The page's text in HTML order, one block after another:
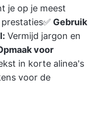
je op je meest
Gebruik
Vermijd jargon en
voor
in korte alinea's
voor de